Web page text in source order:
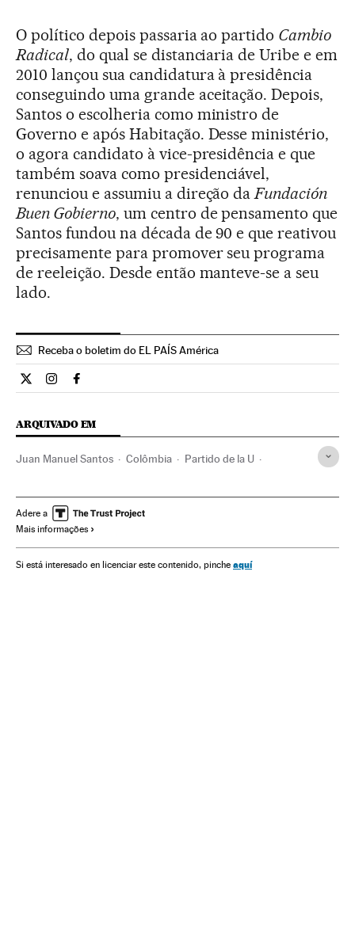
O político depois passaria ao partido Cambio
Radical, do qual se distanciaria de Uribe e em
2010 lançou sua candidatura à presidência
conseguindo uma grande aceitação. Depois,
Santos o escolheria como ministro de
Governo e após Habitação. Desse ministério,
o agora candidato à vice-presidência e que
também soava como presidenciável,
renunciou e assumiu a direção daFundación
Buen Gobierno, um centro de pensamento que
Santos fundou na década de 90 e que reativou
precisamente para promover seu programa
de reeleição. Desde então manteve-se a seu
lado.
Receba o boletim do EL PAÍS América
Internacional El País Brasil en Twitter
Internacional El País Brasil en Instagram
Internacional El País Brasil en Facebook
ARQUIVADO EM
Juan Manuel Santos Colômbia Partido de la U
Eleições Colômbia Partidos políticos
América Latina
Adere a
Mais informações
Si está interesado en licenciar este contenido, pinche aquí